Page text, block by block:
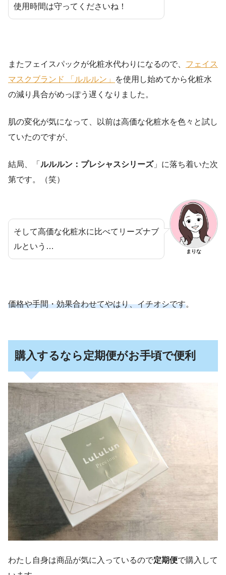
使用時間は守ってくださいね！
またフェイスパックが化粧水代わりになるので、 フェイス
マスクブランド 「ルルルン」
を使用し始めてから化粧水
の減り具合がめっぽう遅くなりました。
肌の変化が気になって、以前は高価な化粧水を色々と試し
ていたのですが、
結局、「 ルルルン：プレシャスシリーズ」に落ち着いた次
第です。（笑）
そして高価な化粧水に比べてリーズナブ
ルという…
まりな
価格や手間・効果合わせてやはり、イチオシです。
購入するなら定期便がお手頃で便利
わたし自身は商品が気に入っているので定期便で購入して